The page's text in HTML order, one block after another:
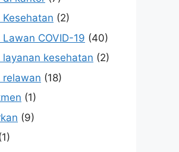
Kesehatan (2)
COVID-19 (40)
layanan kesehatan (2)
relawan (18)
(1)
(9)